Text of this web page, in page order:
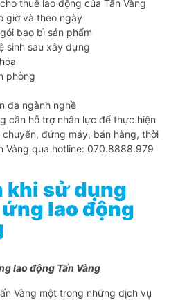
thuê lao động của Tấn Vàng
giờ và theo ngày
bao bì sản phẩm
sinh sau xây dựng
phòng
đa ngành nghề
cần hỗ trợ nhân lực để thực hiện
đứng máy, bán hàng, thời
Vàng qua hotline: 070.8888.979
khi sử dụng
lao động
lao động Tấn Vàng
Vàng một trong những dịch vụ